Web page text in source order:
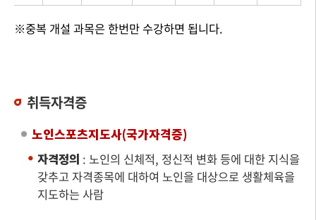
※중복 개설 과목은 한번만 수강하면 됩니다.
취득자격증
노인스포츠지도사(국가자격증)
자격정의 : 노인의 신체적, 정신적 변화 등에 대한 지식을
갖추고 자격종목에 대하여 노인을 대상으로 생활체육을
지도하는 사람